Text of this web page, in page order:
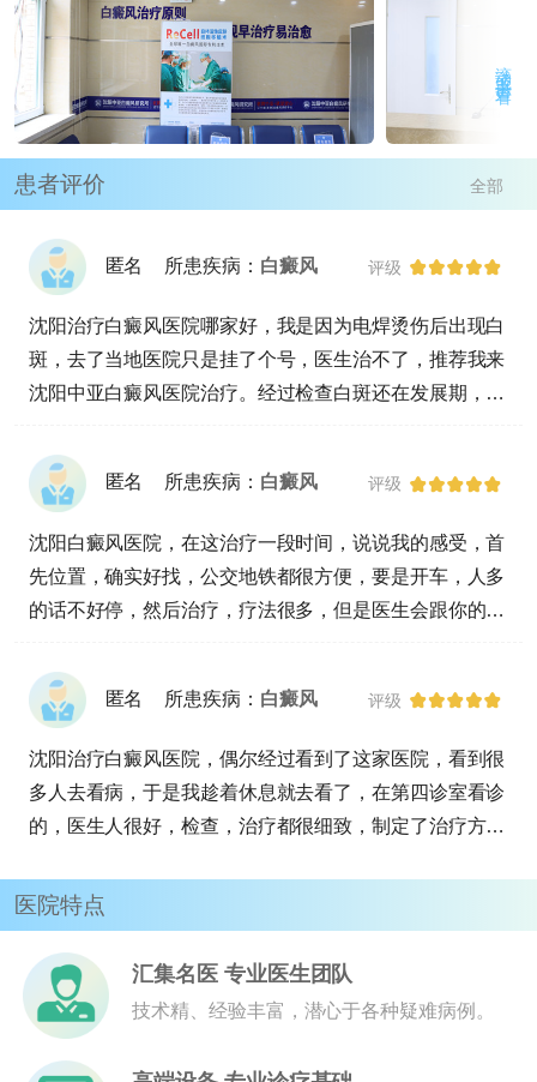
滚动或点击查看
患者评价 全部
匿名 所患疾病： 白癜风 评级
沈阳治疗白癜风医院哪家好，我是因为电焊烫伤后出现白
斑，去了当地医院只是挂了个号，医生治不了，推荐我来
沈阳中亚白癜风医院治疗。经过检查白斑还在发展期，且
帮我讲解了很多，让我心情缓和了很多，现在正在积极的
治疗中。
匿名 所患疾病： 白癜风 评级
沈阳白癜风医院，在这治疗一段时间，说说我的感受，首
先位置，确实好找，公交地铁都很方便，要是开车，人多
的话不好停，然后治疗，疗法很多，但是医生会跟你的具
看医院做哪种治疗的人都有，接着不管是医生还是护士，
都很有耐心，服务是到位了，来治疗六次，没有不愉快的
经历。
匿名 所患疾病： 白癜风 评级
沈阳治疗白癜风医院，偶尔经过看到了这家医院，看到很
多人去看病，于是我趁着休息就去看了，在第四诊室看诊
的，医生人很好，检查，治疗都很细致，制定了治疗方
来治疗，又没有别的分院。
医院特点
汇集名医 专业医生团队
技术精、经验丰富，潜心于各种疑难病例。